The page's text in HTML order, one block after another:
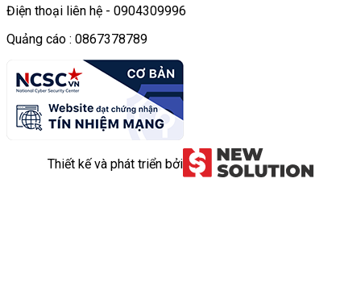
Điện thoại liên hệ - 0904309996
Quảng cáo : 0867378789
Thiết kế và phát triển bởi